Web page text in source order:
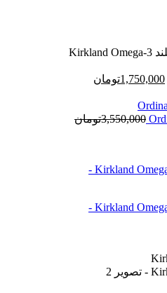
قیمت
بود.
1,750,000تومان
است. 3,550,000تومان